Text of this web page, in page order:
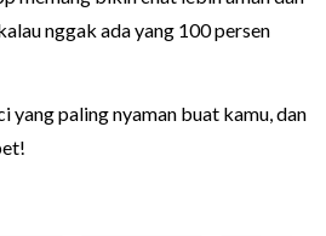
nggak ada yang 100 persen
yang paling nyaman buat kamu, dan